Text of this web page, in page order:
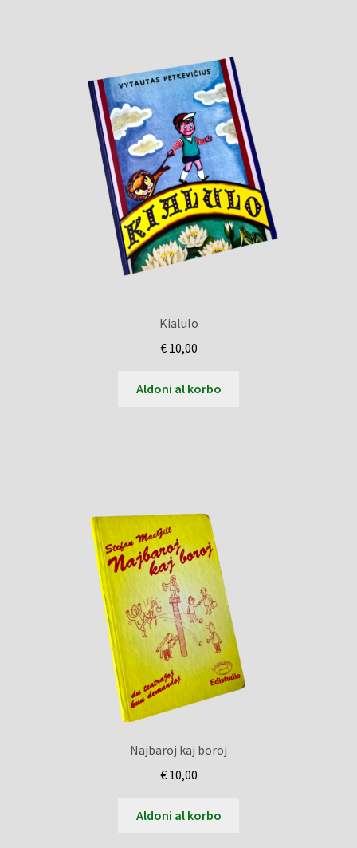
Kialulo
€10,00
Aldoni al korbo
Najbaroj kaj boroj
€10,00
Aldoni al korbo